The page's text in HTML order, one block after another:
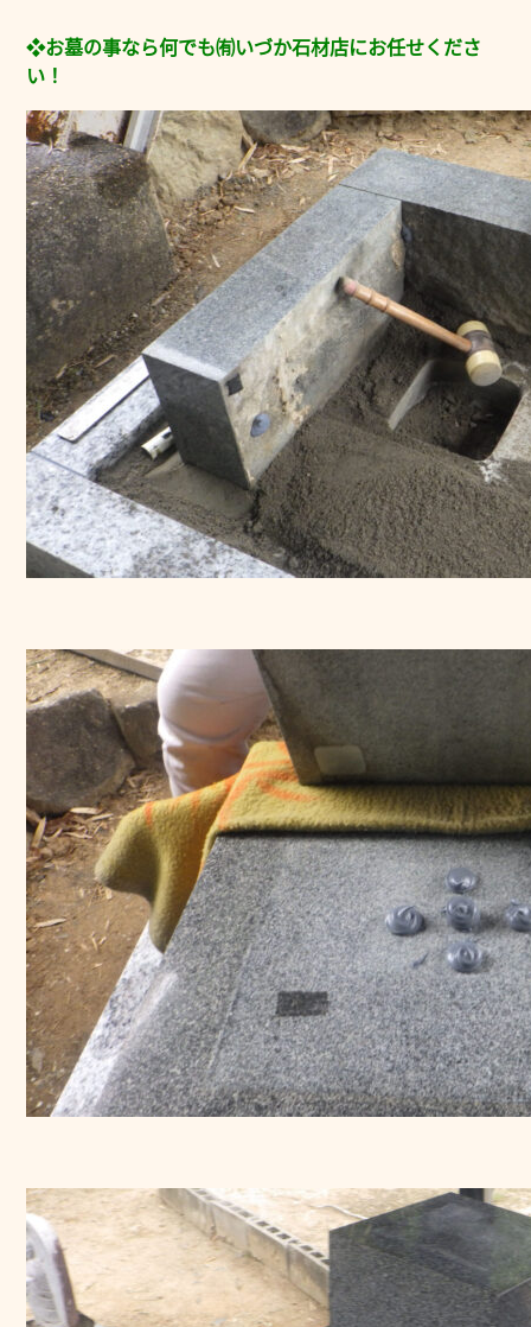
❖お墓の事なら何でも㈲いづか石材店にお任せくださ
い！